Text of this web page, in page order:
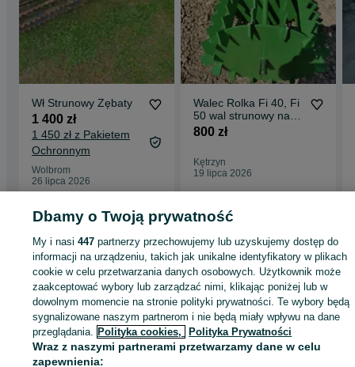
Wł Strunowy Zębaty
1 400 zł
1 450 zł z Pakietem
Ochronnym
Wolbrom
26 lipca 2026
Walec Rolka Fi 40, Fi
50 wal strunowy na
wymiar do agregatu
800 zł
Kętrzyn
19 lipca 2026
rolniczych - Opolskie
Części do maszyn rolniczych - Głubczyce
KATEGORIA
ID:983460433 Wyświetlenia:
Dbamy o Twoją prywatność
My i nasi447 partnerzy przechowujemy lub uzyskujemy dostęp do
informacji na urządzeniu, takich jak unikalne identyfikatory w plikach
cookie w celu przetwarzania danych osobowych. Użytkownik może
zaakceptować wybory lub zarządzać nimi, klikając poniżej lub w
dowolnym momencie na stronie polityki prywatności. Te wybory będą
sygnalizowane naszym partnerom i nie będą miały wpływu na dane
przeglądania. Polityka cookies, Polityka Prywatności
Wraz z naszymi partnerami przetwarzamy dane w celu
zapewnienia: